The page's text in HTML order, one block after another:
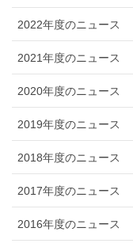
2022年度のニュース
2021年度のニュース
2020年度のニュース
2019年度のニュース
2018年度のニュース
2017年度のニュース
2016年度のニュース